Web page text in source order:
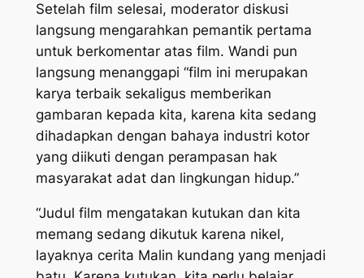
Setelah film selesai, moderator diskusi
langsung mengarahkan pemantik pertama
untuk berkomentar atas film. Wandi pun
langsung menanggapi “film ini merupakan
karya terbaik sekaligus memberikan
gambaran kepada kita, karena kita sedang
dihadapkan dengan bahaya industri kotor
yang diikuti dengan perampasan hak
masyarakat adat dan lingkungan hidup.”
“Judul film mengatakan kutukan dan kita
memang sedang dikutuk karena nikel,
layaknya cerita Malin kundang yang menjadi